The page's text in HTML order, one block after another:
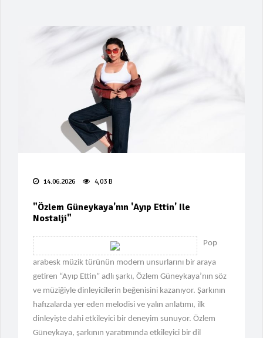
Anlar Yaşandı"
"Derin Miras Projesi ile Tarihi
Batıklar Korunuyor"
"Bir Adım Bir Umut: Çocuklar İçin
Spor Eğitimi"
BLOK3'ten Tarihi Başarı: Tüm
Şarkılar Listede!
Surrexpressionism Sergisi"
"İzmir Soruşturmasında Şok
Gözaltılar!"
"Koray Beşli'nin pedofili skandalı
derinleşiyor!"
"Yeni Nesil Suç Örgütüne
Operasyon: 7 Gözaltı"
"İpek Toplusoy'un Yeni Aşkı
Bodrum'da Ortaya Çıktı"
14.06.2026 4,03 B
"Özlem Güneykaya'nın 'Ayıp Ettin' Ile
Nostalji"
Pop
arabesk müzik türünün modern unsurlarını bir araya
getiren “Ayıp Ettin” adlı şarkı, Özlem Güneykaya’nın söz
ve müziğiyle dinleyicilerin beğenisini kazanıyor. Şarkının
hafızalarda yer eden melodisi ve yalın anlatımı, ilk
dinleyişte dahi etkileyici bir deneyim sunuyor. Özlem
Güneykaya, şarkının yaratımında etkileyici bir dil